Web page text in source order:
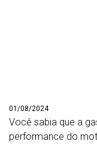
01/08/2024
Você sabia que a
performance do